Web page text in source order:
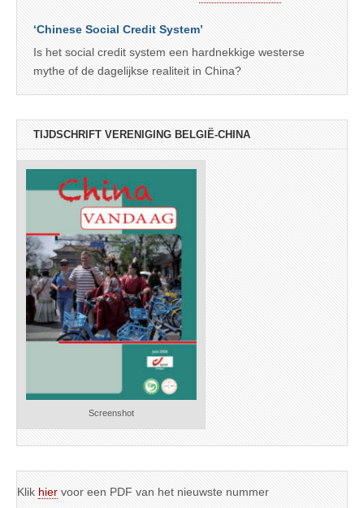
‘Chinese Social Credit System’
Is het social credit system een hardnekkige westerse
mythe of de dagelijkse realiteit in China?
TIJDSCHRIFT VERENIGING BELGIË-CHINA
Screenshot
Klik hier voor een PDF van het nieuwste nummer